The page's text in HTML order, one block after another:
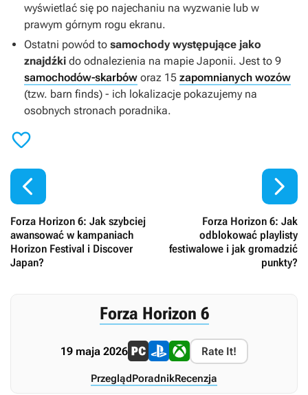
wyświetlać się po najechaniu na wyzwanie lub w
prawym górnym rogu ekranu.
Ostatni powód to samochody występujące jako
znajdźki do odnalezienia na mapie Japonii. Jest to 9
samochodów-skarbów oraz 15 zapomnianych wozów
(tzw. barn finds) - ich lokalizacje pokazujemy na
osobnych stronach poradnika.


Forza Horizon 6: Jak szybciej
awansować w kampaniach
Horizon Festival i Discover
Japan?
Forza Horizon 6: Jak
odblokować playlisty
festiwalowe i jak gromadzić
punkty?

Forza Horizon 6
19 maja 2026 Rate It!
PrzeglądPoradnikRecenzja